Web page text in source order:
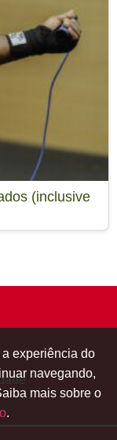
(inclusive
experiência do
navegando,
mais sobre o
.